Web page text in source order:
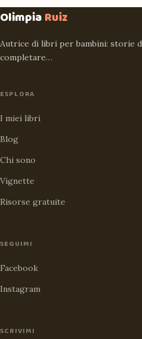
OlimpiaRuiz
Autrice di libri per bambini: storie
completare…
ESPLORA
I miei libri
Blog
Chi sono
Vignette
Risorse gratuite
SEGUIMI
Facebook
Instagram
SCRIVIMI